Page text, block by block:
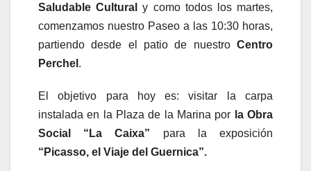
Saludable Cultural
y como todos los martes,
comenzamos nuestro Paseo a las 10:30 horas,
partiendo desde el patio de nuestro Centro
Perchel .
El objetivo para hoy es: visitar la carpa
instalada en la Plaza de la Marina por la Obra
Social “La Caixa” para la exposición
“Picasso, el Viaje del Guernica”.